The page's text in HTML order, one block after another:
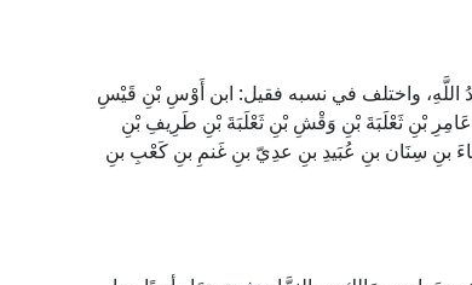
اللَّهِ، واختلف في نسبه فقيل: ابن أَوْسِ بْنِ قَيْسِ
بْنِ ثَعْلَبَةَ بْنِ وَقْشِ بْنِ ثَعْلَبَةَ بْنِ طَرِيفِ بْنِ
بنِ سِنَان بنِ عُبَيدِ بنِ عدِيّ بنِ غَنمِ بنِ كَعْبِ بنِ